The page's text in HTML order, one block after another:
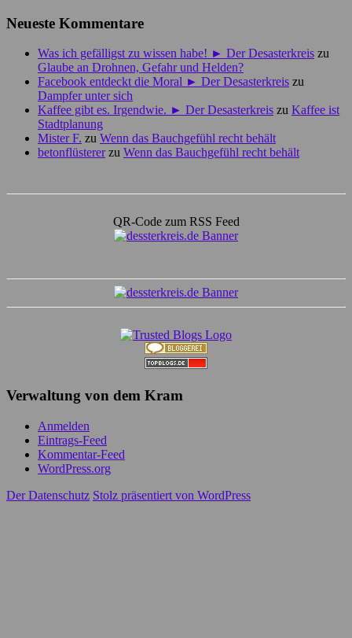
Neueste Kommentare
Was ich gefälligst zu wissen habe! ► Der Desasterkreis zu
Glaube an Drohnen, Gefahr und Helden?
Facebook entdeckt die Moral ► Der Desasterkreis zu
Dampfer unter sich
Kaffee gibt es. Irgendwie. ► Der Desasterkreis zu Kaffee ist
Stadtplanung
Mister F. zu Wenn das Bauchgefühl recht behält
betonflüstererzu Wenn das Bauchgefühl recht behält
QR-Code zum RSS Feed
Verwaltung von dem Kram
Anmelden
Eintrags-Feed
Kommentar-Feed
WordPress.org
Der Datenschutz Stolz präsentiert von WordPress